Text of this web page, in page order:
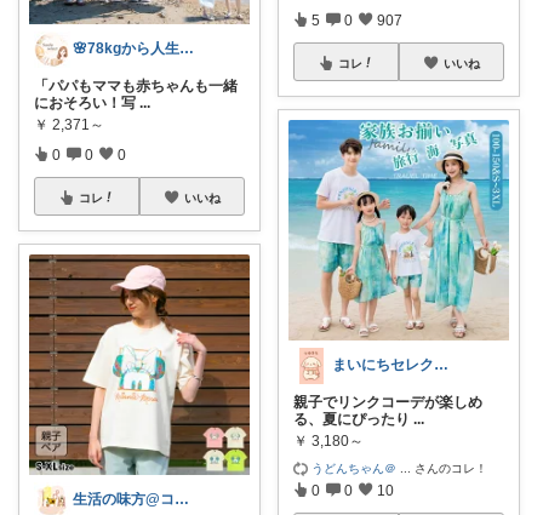
🌸78kgから人生最後のダイエット挑戦
「パパもママも赤ちゃんも一緒
におそろい！写 ...
￥ 2,371～
0 0 0
コレ いいね
生活の味方@コメント基本返しません🙏
5 0 907
コレ いいね
まいにちセレクトdays
親子でリンクコーデが楽しめ
る、夏にぴったり ...
￥ 3,180～
うどんちゃん＠ さんのコレ！
0 0 10